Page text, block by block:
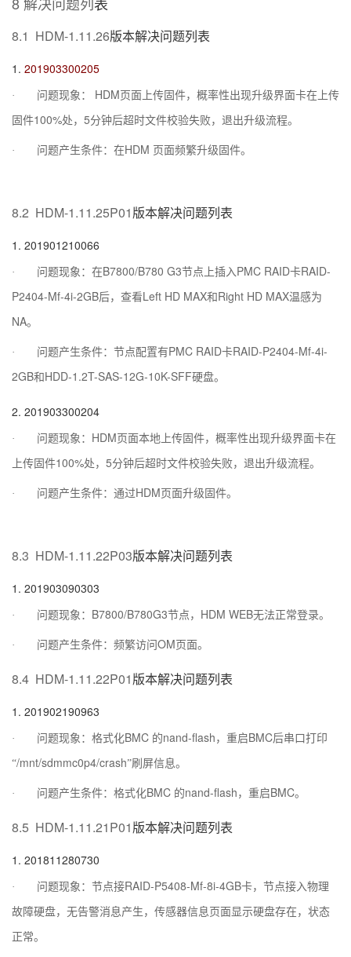
解决问题列 表
8.1 HDM-1.11.26版本解决问题列表
1. 201903300205
· 问题现象： HDM 页面上传固件，概率性出现升级界面卡在上传
固件100%处， 5分钟后超时文件校验失败，退出升级流程。
· 问题产生条件：在HDM 页面频繁升级固件。
8.2 HDM-1.11.25P01 版本解决问题列表
1. 201901210066
· 问题现象：在B7800/B780 G3节点上插入PMC RAID卡RAID-
P2404-Mf-4i-2GB后，查看Left HD MAX和 Right HD MAX温感为
NA。
· 问题产生条件：节点配置有PMC RAID卡RAID-P2404-Mf-4i-
2GB和 HDD-1.2T-SAS-12G-10K-SFF硬盘。
2. 201903300204
· 问题现象： HDM 页面本地上传固件，概率性出现升级界面卡在
上传固件100%处， 5分钟后超时文件校验失败，退出升级流程。
· 问题产生条件：通过HDM 页面升级固件。
8.3 HDM-1.11.22P03版本解决问题列表
1. 201903090303
· 问题现象： B7800/B780G3节点， HDM WEB无法正常登录。
· 问题产生条件：频繁访问 OM 页面。
8.4 HDM-1.11.22P01 版本解决问题列表
1. 201902190963
· 问题现象：格式化BMC 的nand-flash ，重启BMC后串口打印
“/mnt/sdmmc0p4/crash”刷屏信息。
· 问题产生条件：格式化BMC 的nand-flash ，重启BMC。
8.5 HDM-1.11.21P01 版本解决问题列表
1. 201811280730
· 问题现象：节点接RAID-P5408-Mf-8i-4GB卡，节点接入物理
故障硬盘，无告警消息产生，传感器信息页面显示硬盘存在，状态
正常。